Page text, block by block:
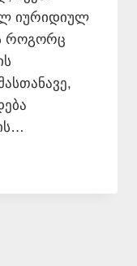
იურიდიულ
როგორც